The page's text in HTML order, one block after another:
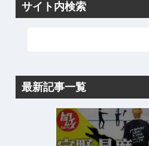
サイト内検索
最新記事一覧